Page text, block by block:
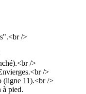
/>
/>
/>
(ligne 11).<br />
à pied.